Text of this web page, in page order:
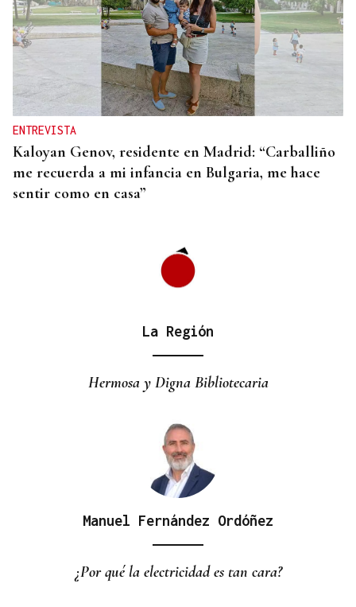
REFORMAS
Donald Trump deberá pedir permiso al Congreso
para construir el salón de baile en la Casa Blanca
ENTREVISTA
Kaloyan Genov, residente en Madrid: “Carballiño
me recuerda a mi infancia en Bulgaria, me hace
sentir como en casa”
La Región
Hermosa y Digna Bibliotecaria
Manuel Fernández Ordóñez
¿Por qué la electricidad es tan cara?